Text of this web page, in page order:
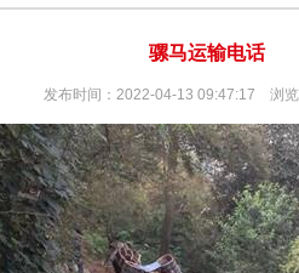
骡马运输电话
发布时间：2022-04-13 09:47:17 浏